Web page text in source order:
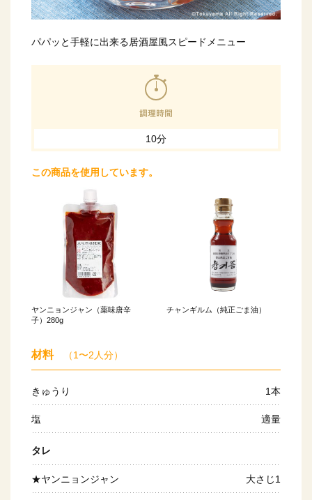
パパッと手軽に出来る居酒屋風スピードメニュー
10分
この商品を使用しています。
ヤンニョンジャン（薬味唐辛
子）280g
チャンギルム（純正ごま油）
材料 （1〜2人分）
きゅうり 1本
塩 適量
タレ
★ヤンニョンジャン 大さじ1